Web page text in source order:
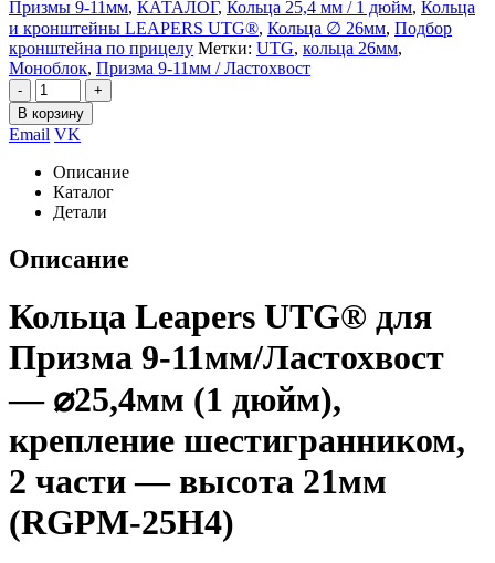
Призмы 9-11мм, КАТАЛОГ, Кольца 25,4 мм / 1 дюйм, Кольца
и кронштейны LEAPERS UTG®, Кольца ∅ 26мм, Подбор
кронштейна по прицелу Метки: UTG, кольца 26мм,
Моноблок, Призма 9-11мм / Ластохвост
-
+
В корзину
Email VK
Описание
Каталог
Детали
Описание
Кольца Leapers UTG® для
Призма 9-11мм/Ластохвост
— ⌀25,4мм (1 дюйм),
крепление шестигранником,
2 части — высота 21мм
(RGPM-25H4)